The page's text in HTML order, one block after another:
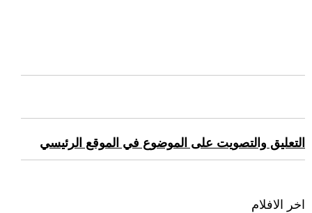
التعليق والتصويت على الموضوع في الموقع الرئيسي
اخر الافلام